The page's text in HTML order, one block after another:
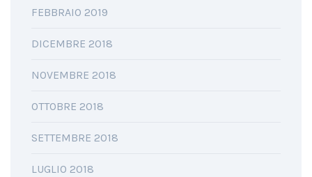
FEBBRAIO 2019
DICEMBRE 2018
NOVEMBRE 2018
OTTOBRE 2018
SETTEMBRE 2018
LUGLIO 2018